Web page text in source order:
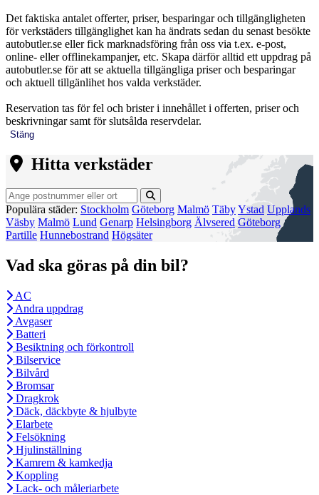
Det faktiska antalet offerter, priser, besparingar och tillgängligheten
för verkstäders tillgänglighet kan ha ändrats sedan du senast besökte
autobutler.se eller fick marknadsföring från oss via t.ex. e-post,
online- eller offlinekampanjer, etc. Skapa därför alltid ett uppdrag på
autobutler.se för att se aktuella tillgängliga priser och besparingar
och aktuell tillgänlihet hos valda verkstäder.
Reservation tas för fel och brister i innehållet i offerten, priser och
beskrivningar samt för slutsålda reservdelar.
Stäng
Hitta verkstäder
Populära städer: Stockholm Göteborg Malmö TäbyYstad Upplands
Väsby Malmö Lund Genarp Helsingborg Älvsered Göteborg
Partille Hunnebostrand Högsäter
Vad ska göras på din bil?
AC
Andra uppdrag
Avgaser
Batteri
Besiktning och förkontroll
Bilservice
Bilvård
Bromsar
Dragkrok
Däck, däckbyte & hjulbyte
Elarbete
Felsökning
Hjulinställning
Kamrem & kamkedja
Koppling
Lack- och måleriarbete